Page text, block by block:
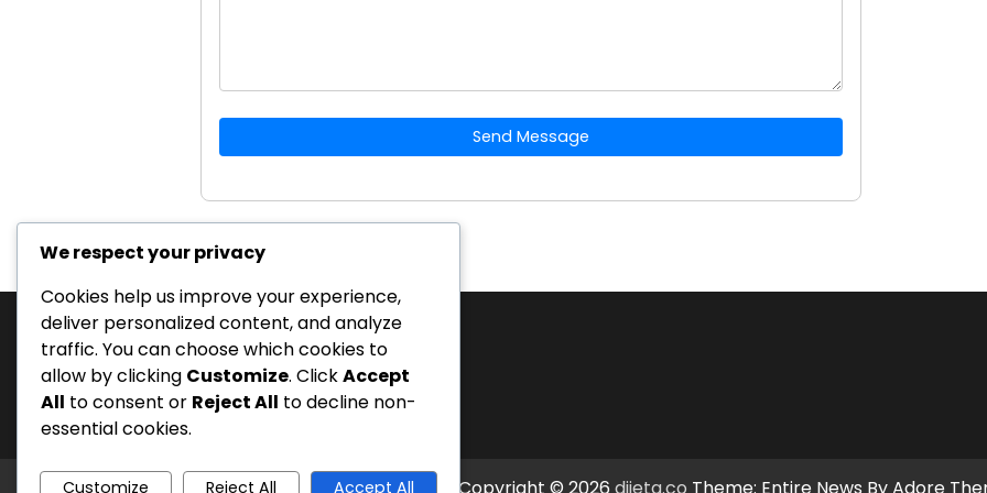
Send Message
Pretraži
Search
for:
We respect your privacy
Cookies help us improve your experience,
deliver personalized content, and analyze
traffic. You can choose which cookies to
allow by clicking Customize. ClickAccept
All to consent or Reject All to decline non-
essential cookies.
Customize Reject All Accept All